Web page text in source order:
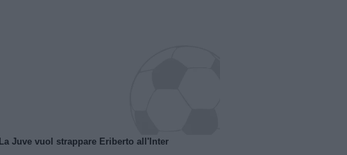
La Juve vuol strappare Eriberto all'Inter